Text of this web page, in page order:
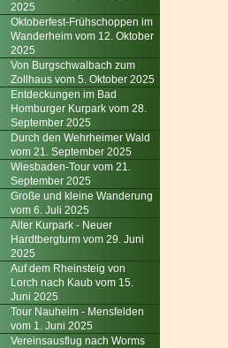
2025
Oktoberfest-Frühschoppen im
Wanderheim vom 12. Oktober
2025
Von Burgschwalbach zum
Zollhaus vom 5. Oktober 2025
Entdeckungen im Bad
Homburger Kurpark vom 28.
September 2025
Durch den Wehrheimer Wald
vom 21. September 2025
Wiesbaden-Tour vom 21.
September 2025
Große und kleine Wanderung
vom 6. Juli 2025
Alter Kurpark - Neuer
Hardtbergturm vom 29. Juni
2025
Auf dem Rheinsteig von
Lorch nach Kaub vom 15.
Juni 2025
Tour Nauheim - Mensfelden
vom 1. Juni 2025
Vereinsausflug nach Worms